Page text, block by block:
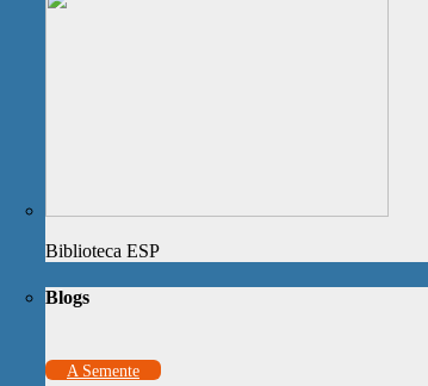
Biblioteca ESP
Blogs
A Semente